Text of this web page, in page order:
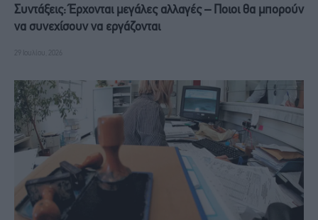
Συντάξεις: Έρχονται μεγάλες αλλαγές – Ποιοι θα μπορούν
να συνεχίσουν να εργάζονται
29 Ιουλίου, 2026